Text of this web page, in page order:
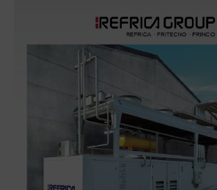
ContrôleCentrales